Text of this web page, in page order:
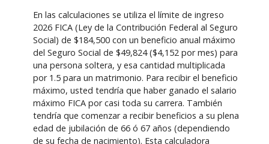
En las calculaciones se utiliza el límite de ingreso
2026 FICA (Ley de la Contribución Federal al Seguro
Social) de $184,500 con un beneficio anual máximo
del Seguro Social de $49,824 ($4,152 por mes) para
una persona soltera, y esa cantidad multiplicada
por 1.5 para un matrimonio. Para recibir el beneficio
máximo, usted tendría que haber ganado el salario
máximo FICA por casi toda su carrera. También
tendría que comenzar a recibir beneficios a su plena
edad de jubilación de 66 ó 67 años (dependiendo
de su fecha de nacimiento). Esta calculadora